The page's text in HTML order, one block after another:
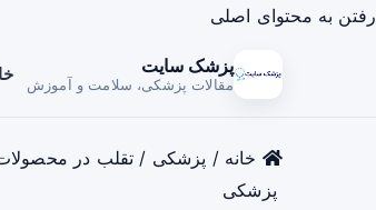
رفتن به محتوای اصلی
پزشک سایت
مقالات پزشکی، سلامت و آموزش
خانه / پزشکی / تقلب در محصولات
پزشکی